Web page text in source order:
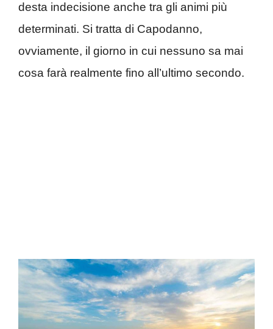
desta indecisione anche tra gli animi più
determinati. Si tratta di Capodanno,
ovviamente, il giorno in cui nessuno sa mai
cosa farà realmente fino all’ultimo secondo.